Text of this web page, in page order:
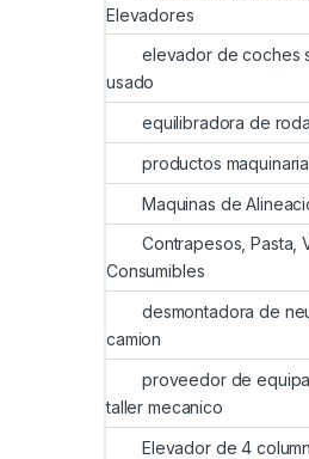
Elevadores
elevador de coches
usado
equilibradora de
productos
Maquinas de
Contrapesos, Pasta,
Consumibles
desmontadora de
camion
proveedor de
taller mecanico
Elevador de 4